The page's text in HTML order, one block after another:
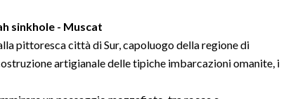
sinkhole - Muscat
pittoresca città di Sur, capoluogo della regione di
artigianale delle tipiche imbarcazioni omanite, i